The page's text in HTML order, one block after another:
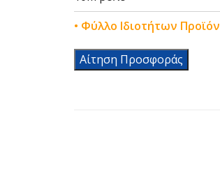
• Φύλλο Ιδιοτήτων
Αίτηση Προσφοράς